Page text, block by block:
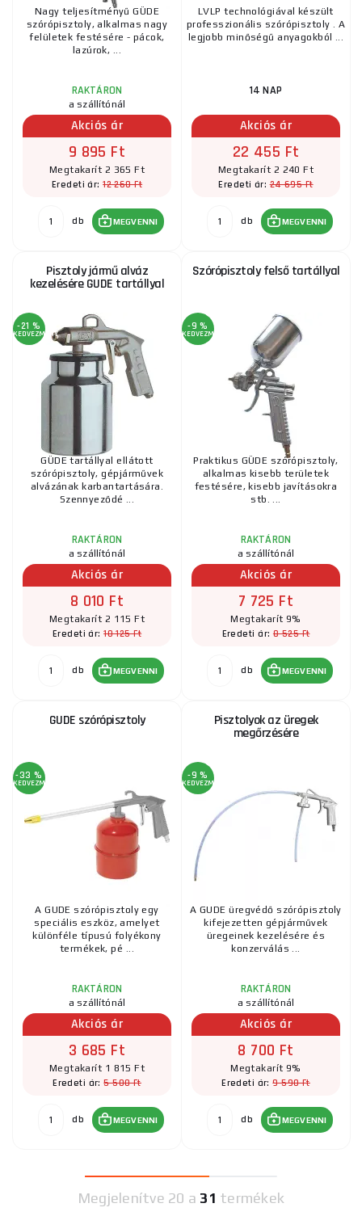
Nagy teljesítményű GÜDE
szórópisztoly, alkalmas nagy
felületek festésére - pácok,
lazúrok, ...
RAKTÁRON
a szállítónál
Akciós ár
9 895 Ft
Megtakarít 2 365 Ft
Eredeti ár:12 260 Ft
db MEGVENNI
LVLP technológiával készült
professzionális szórópisztoly . A
legjobb minőségű anyagokból ...
14 NAP
Akciós ár
22 455 Ft
Megtakarít 2 240 Ft
Eredeti ár:24 695 Ft
db MEGVENNI
Pisztoly jármű alváz
kezelésére GUDE tartállyal
-21 %
KEDVEZMÉNY
GÜDE tartállyal ellátott
szórópisztoly, gépjárművek
alvázának karbantartására.
Szennyeződé ...
RAKTÁRON
a szállítónál
Akciós ár
8 010 Ft
Megtakarít 2 115 Ft
Eredeti ár:10 125 Ft
db MEGVENNI
Szórópisztoly felső tartállyal
-9 %
KEDVEZMÉNY
Praktikus GÜDE szórópisztoly,
alkalmas kisebb területek
festésére, kisebb javításokra
stb. ...
RAKTÁRON
a szállítónál
Akciós ár
7 725 Ft
Megtakarít 9%
Eredeti ár:8 525 Ft
db MEGVENNI
GUDE szórópisztoly
-33 %
KEDVEZMÉNY
A GUDE szórópisztoly egy
speciális eszköz, amelyet
különféle típusú folyékony
termékek, pé ...
RAKTÁRON
a szállítónál
Akciós ár
3 685 Ft
Megtakarít 1 815 Ft
Eredeti ár:5 500 Ft
db MEGVENNI
Pisztolyok az üregek
megőrzésére
-9 %
KEDVEZMÉNY
A GUDE üregvédő szórópisztoly
kifejezetten gépjárművek
üregeinek kezelésére és
konzerválás ...
RAKTÁRON
a szállítónál
Akciós ár
8 700 Ft
Megtakarít 9%
Eredeti ár:9 590 Ft
db MEGVENNI
Megjelenítve 20 a 31 termékek